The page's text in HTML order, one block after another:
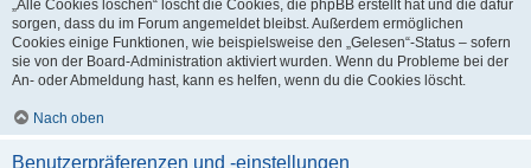
„Alle Cookies löschen“ löscht die Cookies, die phpBB erstellt hat und die dafür
sorgen, dass du im Forum angemeldet bleibst. Außerdem ermöglichen
Cookies einige Funktionen, wie beispielsweise den „Gelesen“-Status – sofern
sie von der Board-Administration aktiviert wurden. Wenn du Probleme bei der
An- oder Abmeldung hast, kann es helfen, wenn du die Cookies löscht.
Nach oben
Benutzerpräferenzen und -einstellungen